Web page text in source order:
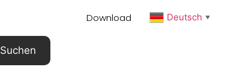
Suchen
Download Deutsch ▼